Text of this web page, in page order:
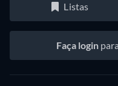
Listas
Faça login